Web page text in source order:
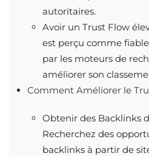
autoritaires.
Avoir un Trust Flow
est perçu comme
par les moteurs de
améliorer son
Comment Améliorer le
Obtenir des Backlinks
Recherchez des
backlinks à partir de